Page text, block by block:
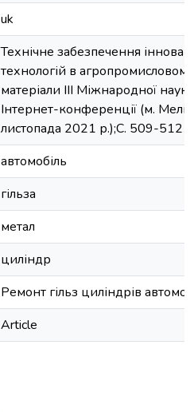
uk
Технічне забезпечення
технологій в
матеріали ІІІ Міжнародної
Інтернет-конференції (м.
листопада 2021 р.);С. 509-512
автомобіль
гільза
метал
циліндр
Ремонт гільз циліндрів
Article